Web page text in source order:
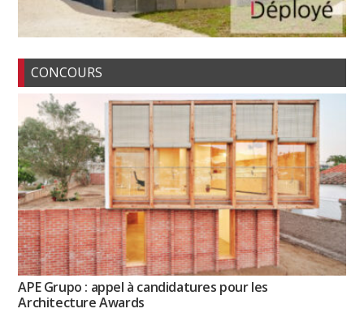
CONCOURS
APE Grupo : appel à candidatures pour les
Architecture Awards